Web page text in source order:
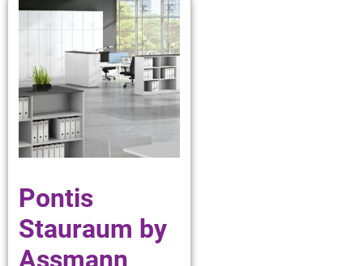
Pontis
Stauraum by
Assmann